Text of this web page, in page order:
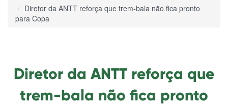
Diretor da ANTT reforça que trem-bala não fica pronto
para Copa
Diretor da ANTT reforça que
trem-bala não fica pronto